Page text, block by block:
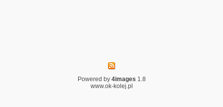
Powered by 4images 1.8
www.ok-kolej.pl